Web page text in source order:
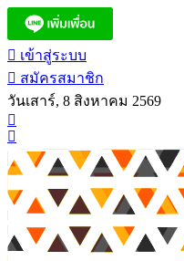
เข้าสู่ระบบ
สมัครสมาชิก
วันเสาร์, 8 สิงหาคม 2569